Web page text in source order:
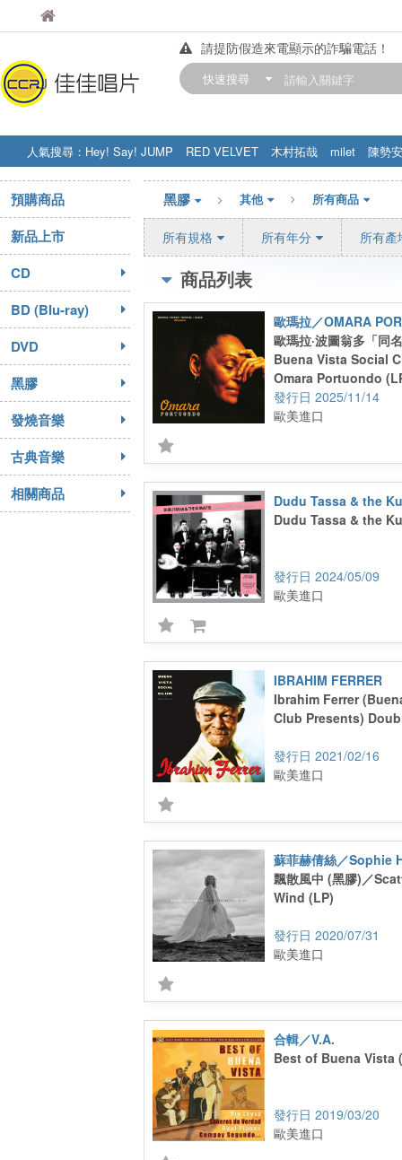
佳佳唱片
請提防假造來電顯示的詐騙電話！
【中華門市營業時間調整公告】
快速搜尋
人氣搜尋： Hey! Say! JUMP RED VELVET 木村拓哉 milet
陳勢安
STRAY KIDS
盧廣仲 周杰伦
預購商品
新品上市
CD
BD (Blu-ray)
DVD
黑膠
發燒音樂
古典音樂
相關商品
黑膠 其他 所有商品
所有規格 所有年分 所有產
商品列表
歐瑪拉／OMARA
歐瑪拉·波圖翁多「同
Buena Vista Social
Omara Portuondo
2025/11/14
歐美進口
Dudu Tassa & the
Dudu Tassa & the
2024/05/09
歐美進口
IBRAHIM FERRER
Ibrahim Ferrer
Club Presents)
2021/02/16
歐美進口
蘇菲赫倩絲／Sophie
飄散風中 (黑膠)／
Wind (LP)
2020/07/31
歐美進口
合輯／V.A.
Best of Buena Vista
2019/03/20
歐美進口